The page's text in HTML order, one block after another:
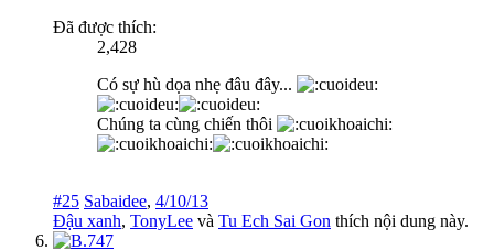
Đã được thích:
2,428
Có sự hù dọa nhẹ đâu đây...
Chúng ta cùng chiến thôi
#25 Sabaidee, 4/10/13
Đậu xanh, TonyLee và Tu Ech Sai Gon thích nội dung này.